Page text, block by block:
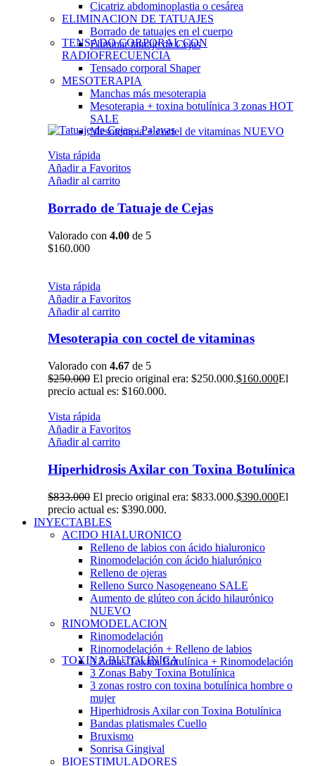
Cicatriz abdominoplastia o cesárea
ELIMINACION DE TATUAJES
Borrado de tatuajes en el cuerpo
Eliminar tatuaje de Cejas
TENSADO CORPORAL CON
RADIOFRECUENCIA
Tensado corporal Shaper
MESOTERAPIA
Manchas más mesoterapia
Mesoterapia + toxina botulínica 3 zonas HOT
SALE
Mesoterapia + coctel de vitaminas NUEVO
Vista rápida
Añadir a Favoritos
Añadir al carrito
Borrado de Tatuaje de Cejas
Valorado con 4.00 de 5
$160.000
Vista rápida
Añadir a Favoritos
Añadir al carrito
Mesoterapia con coctel de vitaminas
Valorado con 4.67 de 5
$250.000 El precio original era: $250.000.$160.000El
precio actual es: $160.000.
Vista rápida
Añadir a Favoritos
Añadir al carrito
Hiperhidrosis Axilar con Toxina Botulínica
$833.000 El precio original era: $833.000.$390.000El
precio actual es: $390.000.
INYECTABLES
ACIDO HIALURONICO
Relleno de labios con ácido hialuronico
Rinomodelación con ácido hialurónico
Relleno de ojeras
Relleno Surco Nasogeneano SALE
Aumento de glúteo con ácido hilaurónico
NUEVO
RINOMODELACION
Rinomodelación
Rinomodelación + Relleno de labios
3 Zonas Toxina Botulínica + Rinomodelación
TOXINA BUTOLÍNICA
3 Zonas Baby Toxina Botulínica
3 zonas rostro con toxina botulínica hombre o
mujer
Hiperhidrosis Axilar con Toxina Botulínica
Bandas platismales Cuello
Bruxismo
Sonrisa Gingival
BIOESTIMULADORES